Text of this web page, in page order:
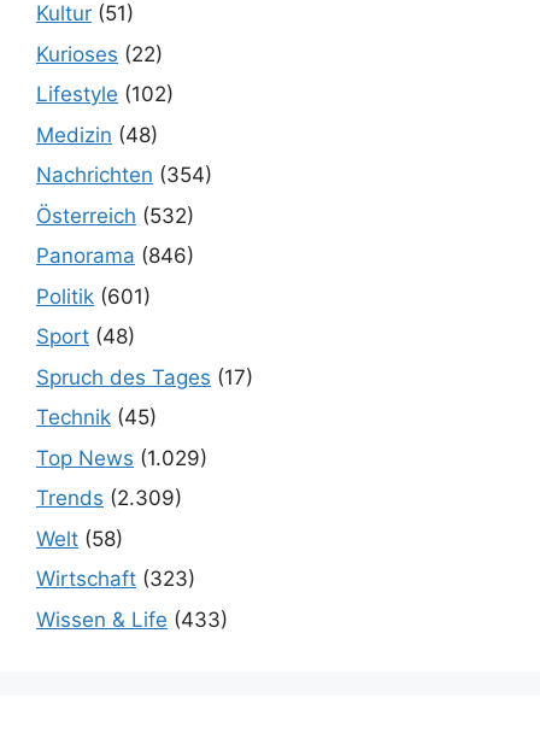
Kultur (51)
Kurioses (22)
Lifestyle (102)
Medizin (48)
Nachrichten (354)
Österreich (532)
Panorama (846)
Politik (601)
Sport (48)
Spruch des Tages (17)
Technik (45)
Top News (1.029)
Trends (2.309)
Welt (58)
Wirtschaft (323)
Wissen & Life (433)